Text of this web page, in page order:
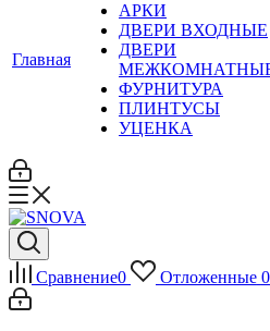
Главная
АРКИ
ДВЕРИ ВХОДНЫЕ
ДВЕРИ
ФУРНИТУРА
ПЛИНТУСЫ
УЦЕНКА
Сравнение0 Отложенные 0